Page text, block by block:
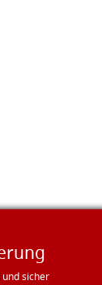
sicher